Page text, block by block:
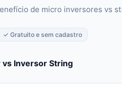
de micro inversores vs
✓ Gratuito e sem cadastro
Inversor String